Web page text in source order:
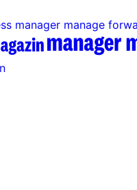
manager manage